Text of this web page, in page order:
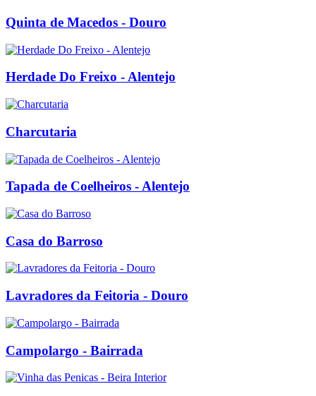
Quinta de Macedos - Douro
Herdade Do Freixo - Alentejo
Charcutaria
Tapada de Coelheiros - Alentejo
Casa do Barroso
Lavradores da Feitoria - Douro
Campolargo - Bairrada